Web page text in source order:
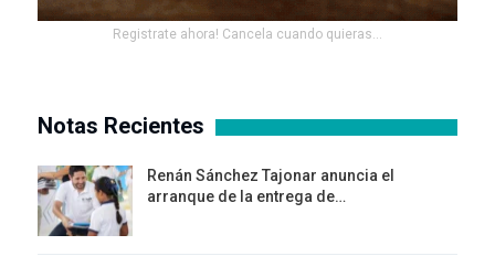
Registrate ahora! Cancela cuando quieras...
Notas Recientes
Renán Sánchez Tajonar anuncia el
arranque de la entrega de…